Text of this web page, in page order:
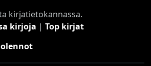
kirjatietokannassa.
kirjoja |Top kirjat